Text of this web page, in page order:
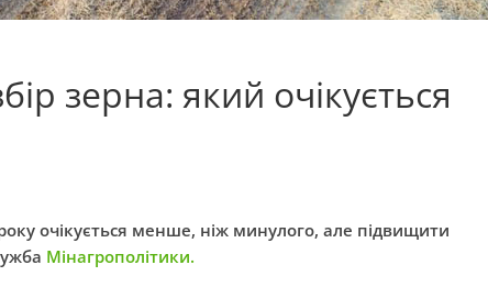
зерна: який очікується
очікується менше, ніж минулого, але підвищити
Мінагрополітики.